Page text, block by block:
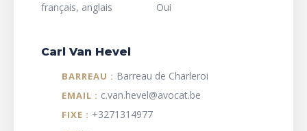
français, anglais Oui
Carl Van Hevel
BARREAU : Barreau de Charleroi
EMAIL : c.van.hevel@avocat.be
FIXE : +3271314977